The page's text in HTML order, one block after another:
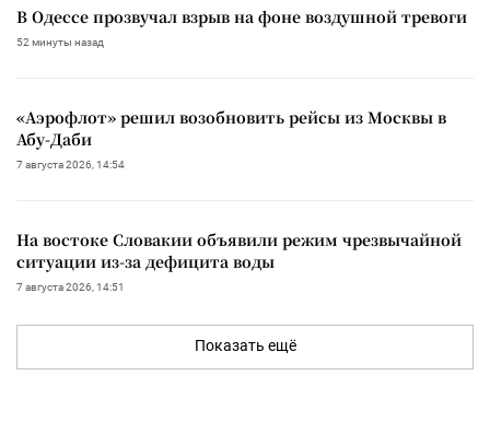
В Одессе прозвучал взрыв на фоне воздушной тревоги
52 минуты назад
«Аэрофлот» решил возобновить рейсы из Москвы в
Абу-Даби
7 августа 2026, 14:54
На востоке Словакии объявили режим чрезвычайной
ситуации из-за дефицита воды
7 августа 2026, 14:51
Показать ещё